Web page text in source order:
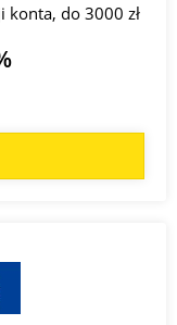
konta, do 3000 zł